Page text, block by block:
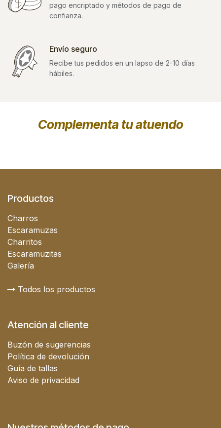
pago encriptado y métodos de pago de
confianza.
Envío seguro
Recibe tus pedidos en un lapso de 2-10 días
hábiles.
Complementa tu atuendo
Productos
Charros
Escaramuzas
Charritos
Escaramuzitas
Galería
Todos los productos
Atención al cliente
Buzón de sugerencias
Política de devolución
Guía de tallas
Aviso de privacidad